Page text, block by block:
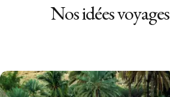
Nos idées voyages